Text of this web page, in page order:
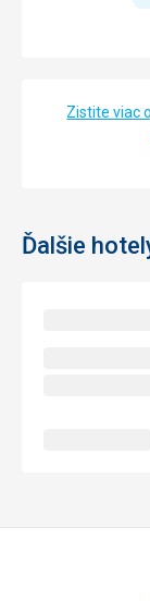
Zistite viac
Ďalšie